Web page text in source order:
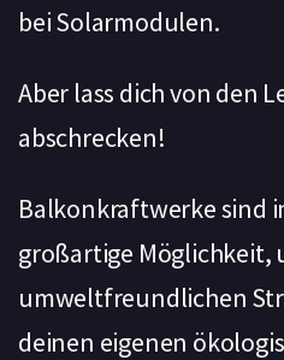
bei Solarmodulen.
Aber lass dich von den
abschrecken!
Balkonkraftwerke sind
großartige Möglichkeit,
umweltfreundlichen
deinen eigenen